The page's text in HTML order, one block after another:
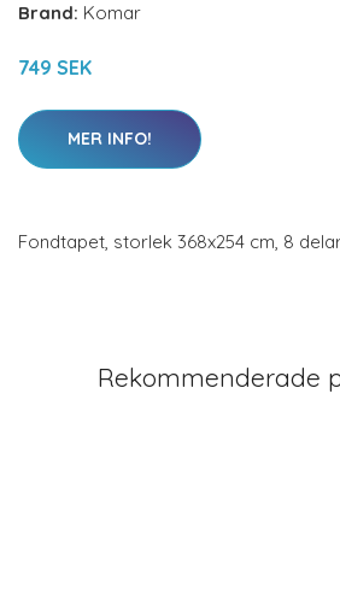
Brand: Komar
749 SEK
MER INFO!
Fondtapet, storlek 368x254 cm, 8
Rekommenderade